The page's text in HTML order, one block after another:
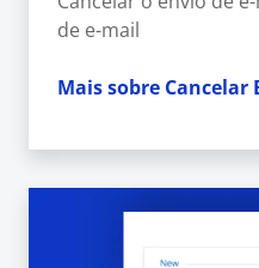
de e-mail
Mais sobre Cancelar